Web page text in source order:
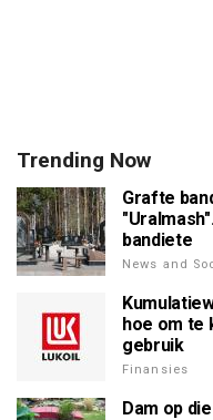
Trending Now
Grafte
bandiete
News and
hoe om te
gebruik
Finansies
Dam op